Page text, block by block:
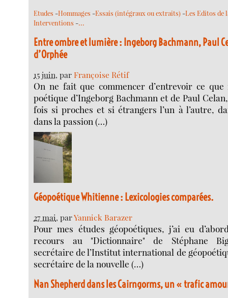
Etudes -Hommages -Essais (intégraux ou extraits) -Les Editos de
Interventions -…
Entre ombre et lumière : Ingeborg Bachmann, Paul
d’Orphée
15 juin, parFrançoise Rétif
On ne fait que commencer d’entrevoir ce
poétique d’Ingeborg Bachmann et de Paul
fois si proches et si étrangers l’un à l’autre,
dans la passion (…)
Géopoétique Whitienne : Lexicologies comparées.
27 mai, parYannick Barazer
Pour mes études géopoétiques, j’ai eu
recours au "Dictionnaire" de Stéphane
secrétaire de l’Institut international de
secrétaire de la nouvelle (…)
Nan Shepherd dans les Cairngorms, un « trafic